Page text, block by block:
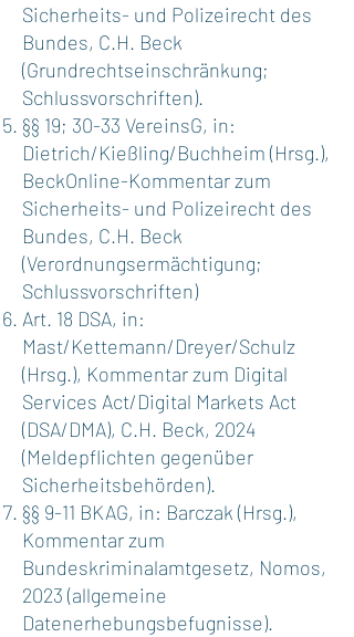
Sicherheits- und Polizeirecht des
Bundes, C.H. Beck
(Grundrechtseinschränkung;
Schlussvorschriften).
§§ 19; 30-33 VereinsG, in:
Dietrich/Kießling/Buchheim (Hrsg.),
BeckOnline-Kommentar zum
Sicherheits- und Polizeirecht des
Bundes, C.H. Beck
(Verordnungsermächtigung;
Schlussvorschriften)
Art. 18 DSA, in:
Mast/Kettemann/Dreyer/Schulz
(Hrsg.), Kommentar zum Digital
Services Act/Digital Markets Act
(DSA/DMA), C.H. Beck, 2024
(Meldepflichten gegenüber
Sicherheitsbehörden).
§§ 9-11 BKAG, in: Barczak (Hrsg.),
Kommentar zum
Bundeskriminalamtgesetz, Nomos,
2023 (allgemeine
Datenerhebungsbefugnisse).